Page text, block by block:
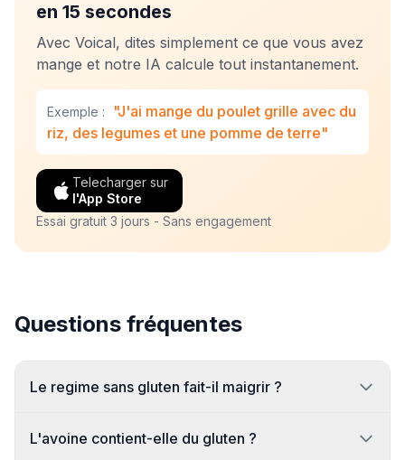
en 15 secondes
Avec Voical, dites simplement ce que vous avez
mange et notre IA calcule tout instantanement.
Exemple :
"J'ai mange du poulet grille avec du
riz, des legumes et une pomme de terre"
Telecharger sur
l'App Store
Essai gratuit 3 jours - Sans engagement
Questions fréquentes
Le regime sans gluten fait-il maigrir ?
L'avoine contient-elle du gluten ?